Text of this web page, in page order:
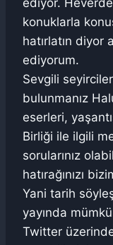
konuklarla
hatırlatın
ediyorum.
Sevgili
bulunmanız
eserleri,
Birliği ile ilgili
sorularınız
hatırağınızı
Yani tarih
yayında
Twitter